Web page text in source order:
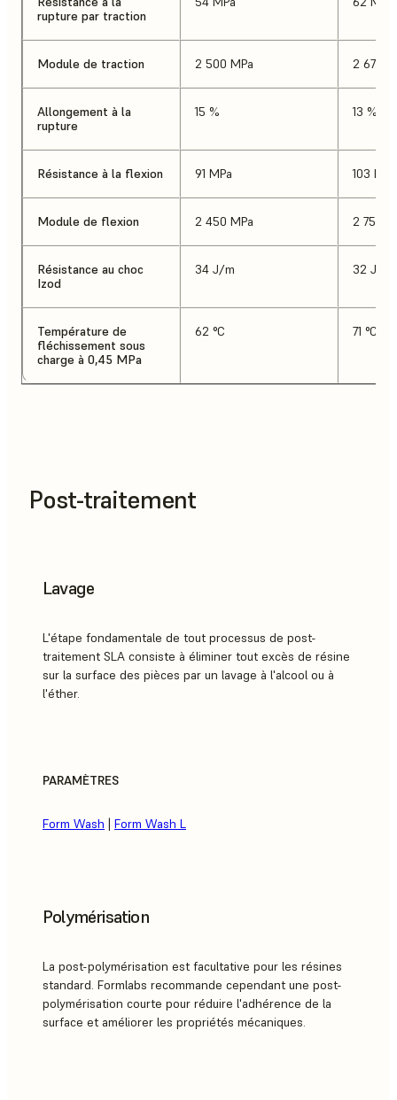
rupture par traction
Module de traction 2 500 MPa 2 675
Allongement à la
rupture
15 % 13 %
Résistance à la flexion 91 MPa 103 MPa
Module de flexion 2 450 MPa 2 750
Résistance au choc
Izod
34 J/m 32 J/m
Température de
fléchissement sous
charge à 0,45 MPa
62 °C 71 °C
Post-traitement
Lavage
L'étape fondamentale de tout processus de post-
traitement SLA consiste à éliminer tout excès de résine
sur la surface des pièces par un lavage à l'alcool ou à
l'éther.
PARAMÈTRES
Form Wash | Form Wash L
Polymérisation
La post-polymérisation est facultative pour les résines
standard. Formlabs recommande cependant une post-
polymérisation courte pour réduire l'adhérence de la
surface et améliorer les propriétés mécaniques.